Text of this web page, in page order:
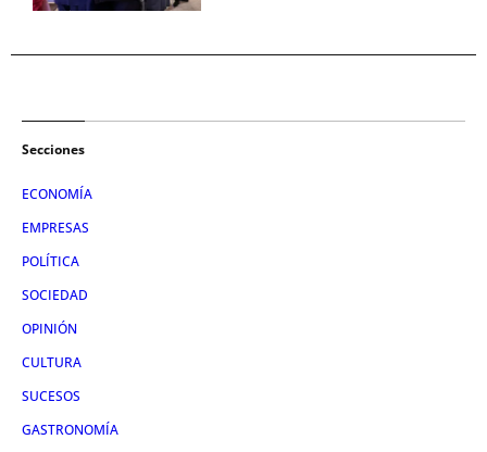
Secciones
ECONOMÍA
EMPRESAS
POLÍTICA
SOCIEDAD
OPINIÓN
CULTURA
SUCESOS
GASTRONOMÍA